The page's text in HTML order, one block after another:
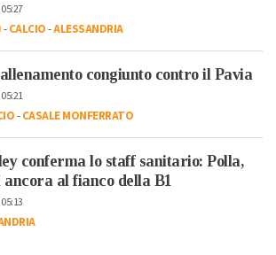
-CALCIO-ALESSANDRIA
congiunto contro il Pavia
-CASALE MONFERRATO
conferma lo staff sanitario: Polla,
al fianco della B1